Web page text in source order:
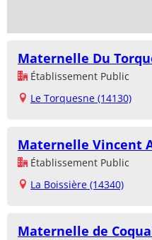
Maternelle Du
Établissement Public
Le Torquesne (14130)
Maternelle Vincent
Établissement Public
La Boissière (14340)
Maternelle de